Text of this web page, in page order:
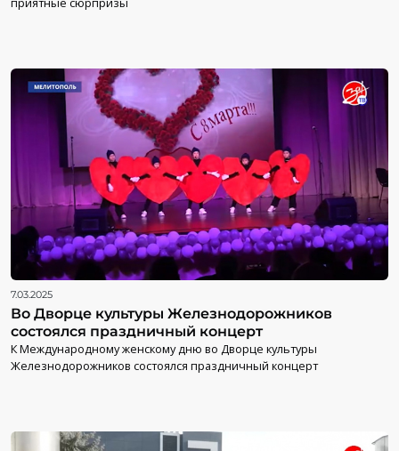
7.03.2025
Во Дворце культуры Железнодорожников
состоялся праздничный концерт
К Международному женскому дню во Дворце культуры
Железнодорожников состоялся праздничный концерт